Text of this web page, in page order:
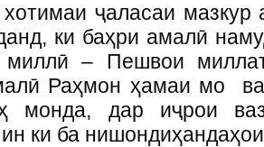
ҷаласаи мазкур
ки баҳри амалӣ
миллӣ – Пешвои
Раҳмон ҳамаи мо
монда, дар иҷрои
ки ба